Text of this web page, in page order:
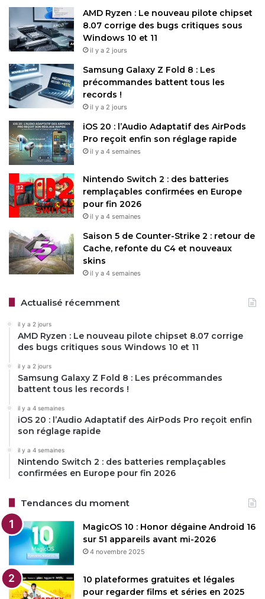
AMD Ryzen : Le nouveau pilote chipset
8.07 corrige des bugs critiques sous
Windows 10 et 11
il y a 2 jours
Samsung Galaxy Z Fold 8 : Les
précommandes battent tous les
records !
il y a 2 jours
iOS 20 : l’Audio Adaptatif des AirPods
Pro reçoit enfin son réglage rapide
il y a 4 semaines
Nintendo Switch 2 : des batteries
remplaçables confirmées en Europe
pour fin 2026
il y a 4 semaines
Saison 5 de Counter-Strike 2 : retour de
Cache, refonte du C4 et nouveaux
skins
il y a 4 semaines
Actualisé récemment
il y a 2 jours
AMD Ryzen : Le nouveau pilote chipset 8.07 corrige
des bugs critiques sous Windows 10 et 11
il y a 2 jours
Samsung Galaxy Z Fold 8 : Les précommandes
battent tous les records !
il y a 4 semaines
iOS 20 : l’Audio Adaptatif des AirPods Pro reçoit enfin
son réglage rapide
il y a 4 semaines
Nintendo Switch 2 : des batteries remplaçables
confirmées en Europe pour fin 2026
Tendances du moment
MagicOS 10 : Honor dégaine Android 16
sur 51 appareils avant mi-2026
4 novembre 2025
10 plateformes gratuites et légales
pour regarder films et séries en 2025